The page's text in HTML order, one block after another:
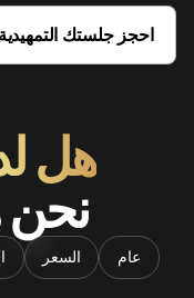
احجز جلستك التمهيدية
هل
نحن
عام السعر